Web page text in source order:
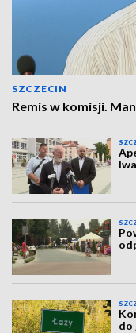
SZCZECIN
Remis w komisji.
do